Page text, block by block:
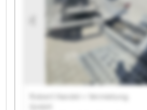
Handel + Vermietung GmbH Robert
Vermietung GmbH Robert Handel +
GmbH Robert Handel + Vermietung
Handel + Vermietung GmbH Robert
Vermietung GmbH Robert Handel +
GmbH Robert Handel + Vermietung
Robert Handel + Vermietung